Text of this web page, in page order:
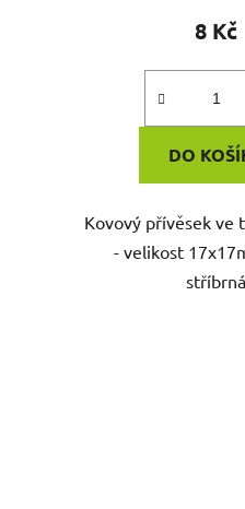
8 Kč
DO
Kovový přívěsek ve
- velikost
stříbrná